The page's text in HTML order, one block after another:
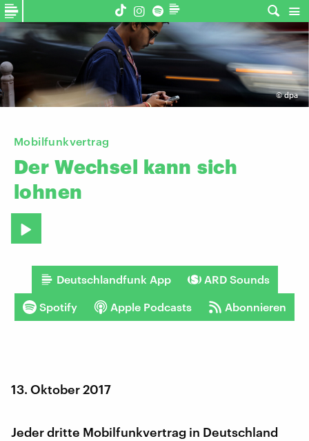
©dpa
Mobilfunkvertrag
Der Wechsel kann sich
lohnen
Deutschlandfunk App ARD Sounds
Spotify Apple Podcasts Abonnieren
13. Oktober 2017
Jeder dritte Mobilfunkvertrag in Deutschland